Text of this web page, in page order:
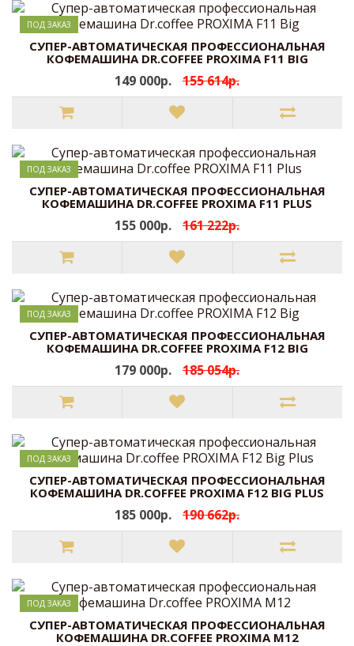
ПОД ЗАКАЗ
CУПЕР-АВТОМАТИЧЕСКАЯ ПРОФЕССИОНАЛЬНАЯ
КОФЕМАШИНА DR.COFFEE PROXIMA F11 BIG
149 000р. 155 614р.
ПОД ЗАКАЗ
CУПЕР-АВТОМАТИЧЕСКАЯ ПРОФЕССИОНАЛЬНАЯ
КОФЕМАШИНА DR.COFFEE PROXIMA F11 PLUS
155 000р. 161 222р.
ПОД ЗАКАЗ
CУПЕР-АВТОМАТИЧЕСКАЯ ПРОФЕССИОНАЛЬНАЯ
КОФЕМАШИНА DR.COFFEE PROXIMA F12 BIG
179 000р. 185 054р.
ПОД ЗАКАЗ
CУПЕР-АВТОМАТИЧЕСКАЯ ПРОФЕССИОНАЛЬНАЯ
КОФЕМАШИНА DR.COFFEE PROXIMA F12 BIG PLUS
185 000р. 190 662р.
ПОД ЗАКАЗ
CУПЕР-АВТОМАТИЧЕСКАЯ ПРОФЕССИОНАЛЬНАЯ
КОФЕМАШИНА DR.COFFEE PROXIMA M12